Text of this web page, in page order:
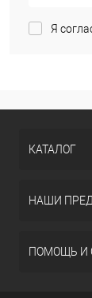
Я
КАТАЛОГ
НАШИ
ПОМОЩЬ И